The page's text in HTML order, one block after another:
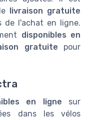
livraison gratuite
de l'achat en ligne.
disponibles en
gratuite pour
en ligne sur
dans les vélos